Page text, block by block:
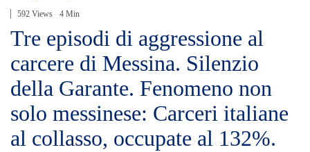
592 Views 4 Min
Tre episodi di aggressione al
carcere di Messina. Silenzio
della Garante. Fenomeno non
solo messinese: Carceri italiane
al collasso, occupate al 132%.